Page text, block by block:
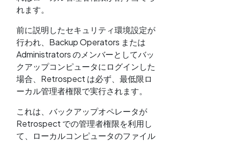
れます。
前に説明したセキュリティ環境設定が
行われ、Backup Operators または
Administrators のメンバーとしてバッ
クアップコンピュータにログインした
場合、Retrospect は必ず、最低限ロ
ーカル管理者権限で実行されます。
これは、バックアップオペレータが
Retrospect での管理者権限を利用し
て、ローカルコンピュータのファイル